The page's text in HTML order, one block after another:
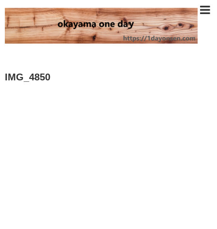
IMG_4850